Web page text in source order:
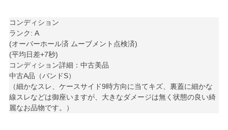
コンディション
ランク: A
(オーバーホール済 ムーブメント点検済)
(平均日差+7秒)
コンディション詳細：中古美品
中古A品（バンドS）
（細かなスレ、ケースサイド9時方向に当てキズ、裏蓋に細かな
線スレなどは御座いますが、大きなダメージは無く状態の良い綺
麗なお品物です。）